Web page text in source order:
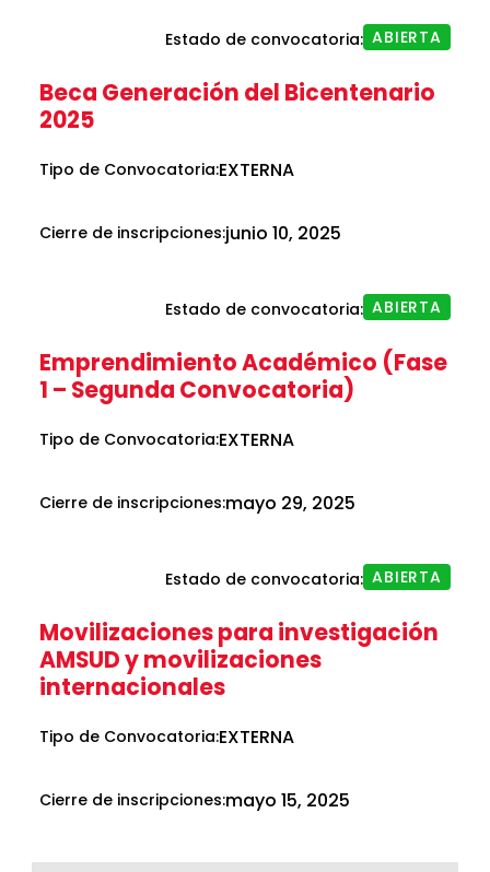
Estado de convocatoria: ABIERTA
Movilizaciones para investigación
AMSUD y movilizaciones
internacionales
Tipo de Convocatoria:EXTERNA
Cierre de inscripciones:mayo 15, 2025
Estado de convocatoria: ABIERTA
Emprendimiento Académico (Fase
1 – Segunda Convocatoria)
Tipo de Convocatoria:EXTERNA
Cierre de inscripciones:mayo 29, 2025
Estado de convocatoria: ABIERTA
Beca Generación del Bicentenario
2025
Tipo de Convocatoria:EXTERNA
Cierre de inscripciones:junio 10, 2025